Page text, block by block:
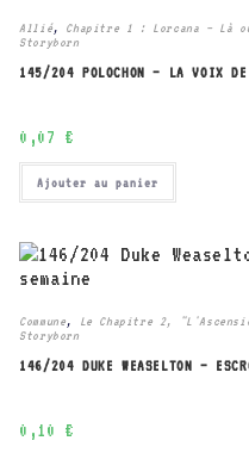
Allié, Chapitre 1 : Lorcana – Là
Storyborn
145/204 POLOCHON – LA VOIX
0,07 €
Ajouter au panier
Commune, Le Chapitre 2,
Storyborn
146/204 DUKE WEASELTON –
0,10 €